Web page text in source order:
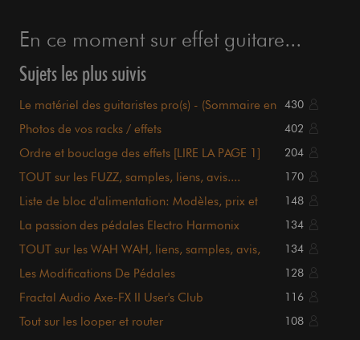
En ce moment sur effet guitare...
Sujets les plus suivis
Le matériel des guitaristes pro(s) - (Sommaire en
430
Photos de vos racks / effets 402
Ordre et bouclage des effets [LIRE LA PAGE 1] 204
TOUT sur les FUZZ, samples, liens, avis....
170
Liste de bloc d'alimentation: Modèles, prix et
148
La passion des pédales Electro Harmonix 134
TOUT sur les WAH WAH, liens, samples, avis,
134
Les Modifications De Pédales 128
Fractal Audio Axe-FX II User's Club 116
Tout sur les looper et router 108